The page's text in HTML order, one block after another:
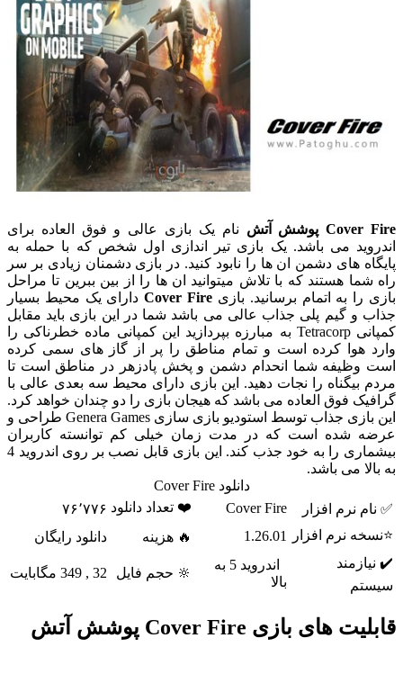
Cover Fire پوشش آتش
نام یک بازی عالی و فوق العاده برای
اندروید می باشد. یک بازی تیر اندازی اول شخص که با حمله به
پایگاه های دشمن ان ها را نابود کنید. در بازی دشمنان زیادی بر سر
راه شما هستند که با تلاش میتوانید ان ها را از بین ببرین تا مراحل
بازی را به اتمام برسانید. بازی Cover Fireدارای یک محیط بسیار
جذاب و گیم پلی جذاب عالی می باشد شما در این بازی باید مقابل
کمپانی Tetracorp به مبارزه بپردازید این کمپانی ماده خطرناکی را
وارد هوا کرده است و تمام مناطق را پر از گاز های سمی کرده
است وظیفه شما انحدام دشمن و پخش پادزهر در مناطق است تا
مردم بیگناه را نجات دهید. این بازی دارای محیط سه بعدی عالی با
گرافیک فوق العاده می باشد که هیجان بازی را دو چندان خواهد کرد.
این بازی جذاب توسط استودیو بازی سازی Genera Games طراحی و
عرضه شده است که در مدت زمان خیلی کم توانسته کاربران
بیشماری را به خود جذب کند. این بازی قابل نصب بر روی اندروید 4
به بالا می باشد.
دانلود Cover Fire
✅ نام نرم افزار
Cover Fire ❤️ تعداد دانلود ۷۶٬۷۷۶
⭐نسخه نرم افزار
1.26.01 🔥 هزینه
دانلود رایگان
✔️ نیازمند
سیستم
اندروید 5 به
بالا
🔆 حجم فایل 32 , 349 مگابایت
قابلیت های بازی Cover Fire پوشش آتش